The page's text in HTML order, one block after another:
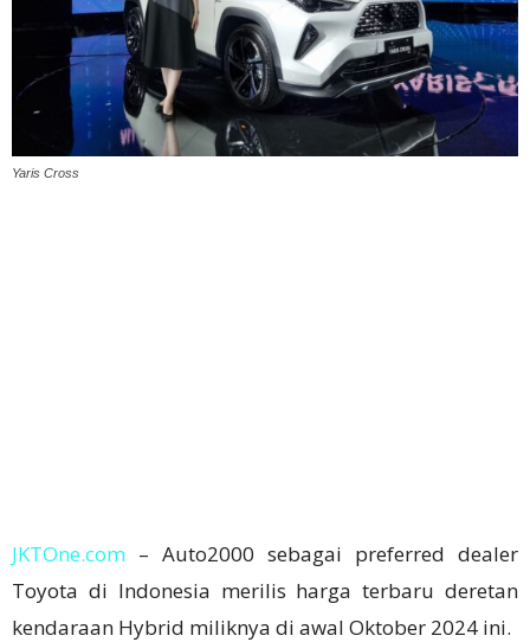
Yaris Cross
JKTOne.com – Auto2000 sebagai preferred dealer
Toyota di Indonesia merilis harga terbaru deretan
kendaraan Hybrid miliknya di awal Oktober 2024 ini.